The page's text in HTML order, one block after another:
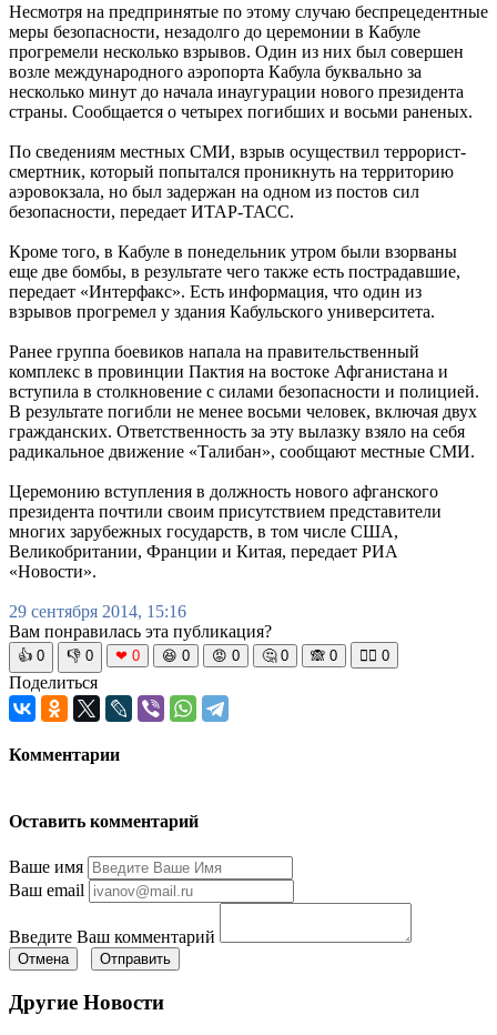
Несмотря на предпринятые по этому случаю беспрецедентные
меры безопасности, незадолго до церемонии в Кабуле
прогремели несколько взрывов. Один из них был совершен
возле международного аэропорта Кабула буквально за
несколько минут до начала инаугурации нового президента
страны. Сообщается о четырех погибших и восьми раненых.
По сведениям местных СМИ, взрыв осуществил террорист-
смертник, который попытался проникнуть на территорию
аэровокзала, но был задержан на одном из постов сил
безопасности, передает ИТАР-ТАСС.
Кроме того, в Кабуле в понедельник утром были взорваны
еще две бомбы, в результате чего также есть пострадавшие,
передает «Интерфакс». Есть информация, что один из
взрывов прогремел у здания Кабульского университета.
Ранее группа боевиков напала на правительственный
комплекс в провинции Пактия на востоке Афганистана и
вступила в столкновение с силами безопасности и полицией.
В результате погибли не менее восьми человек, включая двух
гражданских. Ответственность за эту вылазку взяло на себя
радикальное движение «Талибан», сообщают местные СМИ.
Церемонию вступления в должность нового афганского
президента почтили своим присутствием представители
многих зарубежных государств, в том числе США,
Великобритании, Франции и Китая, передает РИА
«Новости».
29 сентября 2014, 15:16
Вам понравилась эта публикация?
👍 0 👎 0 ❤ 0 😆 0 😡 0 🤔 0 🙈 0 🧘‍♀️ 0
Поделиться
Комментарии
Оставить комментарий
Ваше имя
Ваш email
Введите Ваш комментарий
Отмена Отправить
Другие Новости